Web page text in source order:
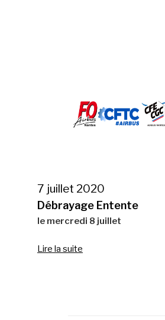
7 juillet 2020
Débrayage Entente
le mercredi 8 juillet
Lire la suite